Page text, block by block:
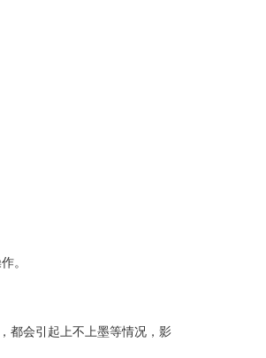
。
都会引起上不上墨等情况，影